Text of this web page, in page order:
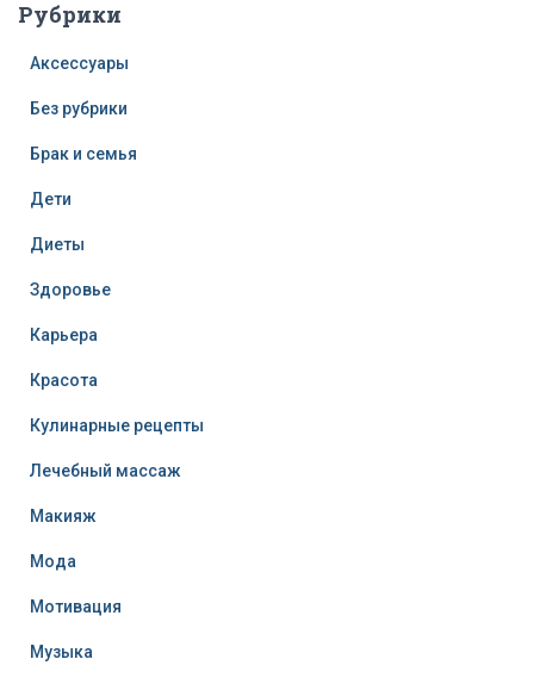
Рубрики
Аксессуары
Без рубрики
Брак и семья
Дети
Диеты
Здоровье
Карьера
Красота
Кулинарные рецепты
Лечебный массаж
Макияж
Мода
Мотивация
Музыка